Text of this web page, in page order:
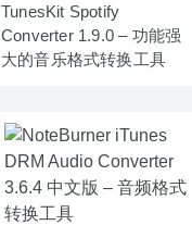
TunesKit Spotify
Converter 1.9.0 – 功能强
大的音乐格式转换工具